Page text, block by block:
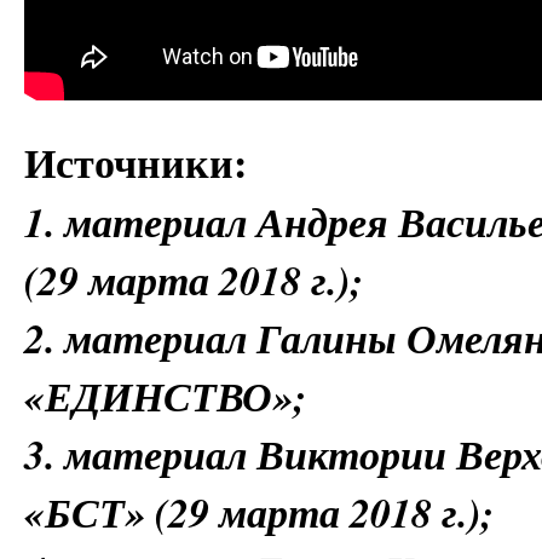
Источники:
1. материал Андрея
(29 марта 2018 г.);
2. материал Галины
«ЕДИНСТВО»;
3. материал Виктории
«БСТ» (29 марта 2018 г.);